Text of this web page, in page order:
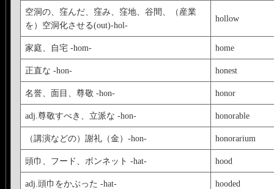
空洞の、窪んだ、窪み、窪地、谷間、（産業
を）空洞化させる(out)-hol-
hollow
家庭、自宅 -hom- home
正直な -hon- honest
名誉、面目、尊敬 -hon- honor
adj.尊敬すべき、立派な -hon- honorable
（講演などの）謝礼（金）-hon- honorarium
頭巾、フード、ボンネット -hat- hood
adj.頭巾をかぶった -hat- hooded